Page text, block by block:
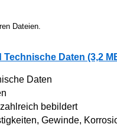
Dateien.
Daten (3,2
Daten
bebildert
Gewinde,